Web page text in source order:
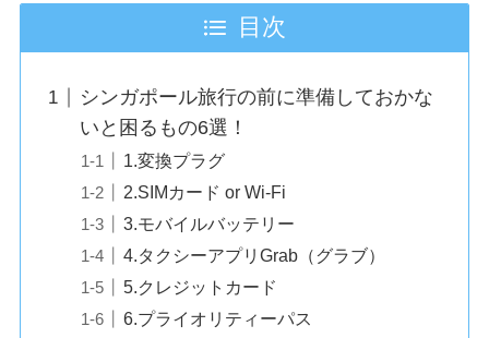
目次
シンガポール旅行の前に準備しておかな
いと困るもの6選！
1.変換プラグ
2.SIMカード or Wi-Fi
3.モバイルバッテリー
4.タクシーアプリGrab（グラブ）
5.クレジットカード
6.プライオリティーパス